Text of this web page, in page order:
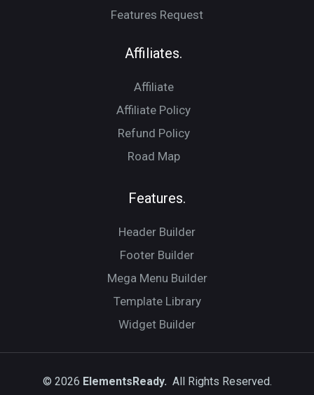
Features Request
Affiliates.
Affiliate
Affiliate Policy
Refund Policy
Road Map
Features.
Header Builder
Footer Builder
Mega Menu Builder
Template Library
Widget Builder
© 2026 ElementsReady. All Rights Reserved.